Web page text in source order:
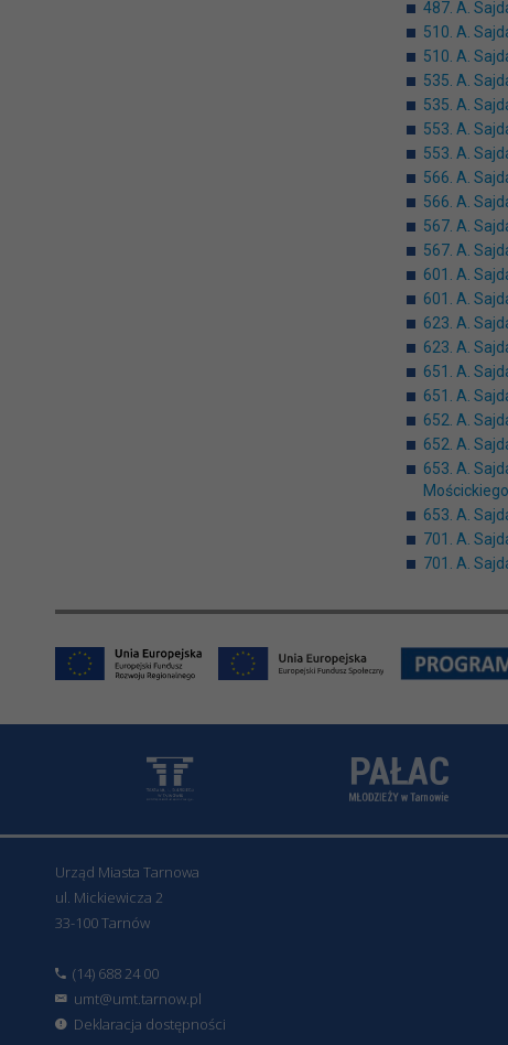
487. A.
510. A.
510. A.
535. A.
535. A.
553. A.
553. A.
566. A.
566. A.
567. A.
567. A.
601. A.
601. A.
623. A.
623. A.
651. A.
651. A.
652. A.
652. A.
653. A.
653. A.
701. A.
701. A.
Urząd Miasta Tarnowa
ul. Mickiewicza 2
33-100 Tarnów
(14) 688 24 00
umt@umt.tarnow.pl
Deklaracja dostępności